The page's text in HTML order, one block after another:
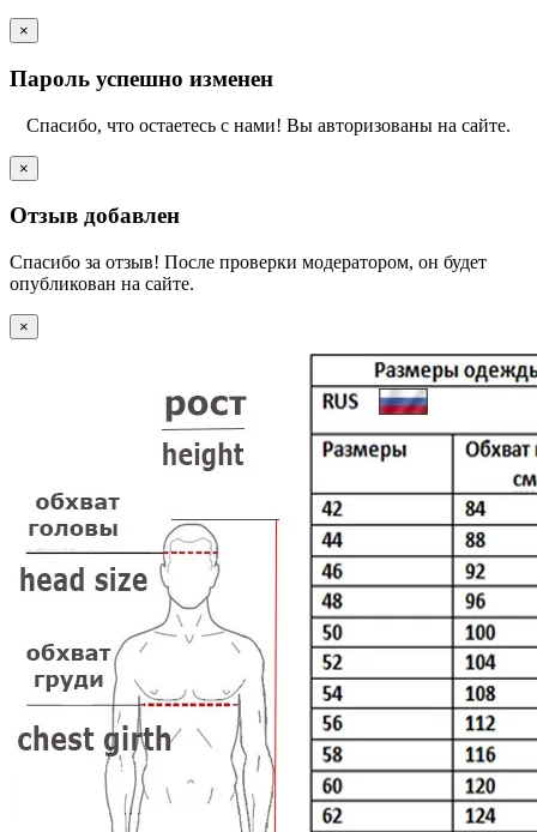
×
Пароль успешно изменен
Спасибо, что остаетесь с нами! Вы авторизованы на сайте.
×
Отзыв добавлен
Спасибо за отзыв! После проверки модератором, он будет
опубликован на сайте.
×